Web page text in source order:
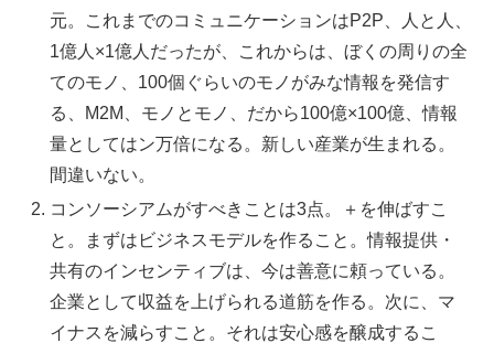
元。これまでのコミュニケーションはP2P、人と人、
1億人×1億人だったが、これからは、ぼくの周りの全
てのモノ、100個ぐらいのモノがみな情報を発信す
る、M2M、モノとモノ、だから100億×100億、情報
量としてはン万倍になる。新しい産業が生まれる。
間違いない。
コンソーシアムがすべきことは3点。＋を伸ばすこ
と。まずはビジネスモデルを作ること。情報提供・
共有のインセンティブは、今は善意に頼っている。
企業として収益を上げられる道筋を作る。次に、マ
イナスを減らすこと。それは安心感を醸成するこ